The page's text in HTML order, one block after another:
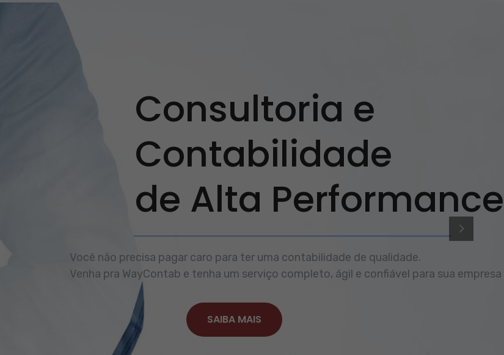
Consultoria e
Contabilidade
de Alta Performance
Você não precisa pagar caro para ter uma contabilidade de qualidade.
Venha pra WayContab e tenha um serviço completo, ágil e confiável para sua empresa
SAIBA MAIS